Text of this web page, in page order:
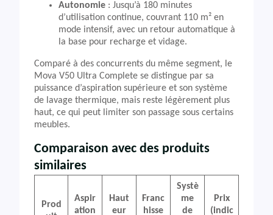
Autonomie : Jusqu’à 180 minutes
d’utilisation continue, couvrant 110 m² en
mode intensif, avec un retour automatique à
la base pour recharge et vidage.
Comparé à des concurrents du même segment, le
Mova V50 Ultra Complete se distingue par sa
puissance d’aspiration supérieure et son système
de lavage thermique, mais reste légèrement plus
haut, ce qui peut limiter son passage sous certains
meubles.
Comparaison avec des produits
similaires
Prod
Aspir
ation
Haut
eur
Franc
hisse
Systè
me
de
Prix
(indic